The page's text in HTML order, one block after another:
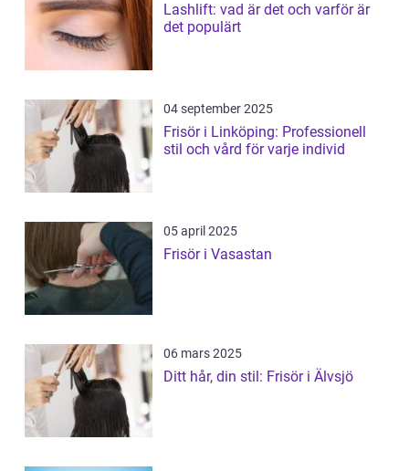
Lashlift: vad är det och varför är
det populärt
04 september 2025
Frisör i Linköping: Professionell
stil och vård för varje individ
05 april 2025
Frisör i Vasastan
06 mars 2025
Ditt hår, din stil: Frisör i Älvsjö